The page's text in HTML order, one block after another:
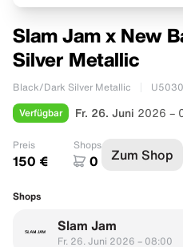
Slam Jam x New
Silver Metallic
Black/Dark Silver Metallic
Verfügbar Fr. 26. Juni 2026 –
Preis
150 €
Shops
0 Zum Shop
Shops
Slam Jam
Fr. 26. Juni 2026 – 08:00